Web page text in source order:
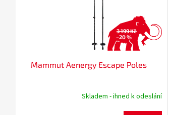
3 199 Kč
–20 %
Mammut Aenergy Escape Poles
Skladem - ihned k odeslání